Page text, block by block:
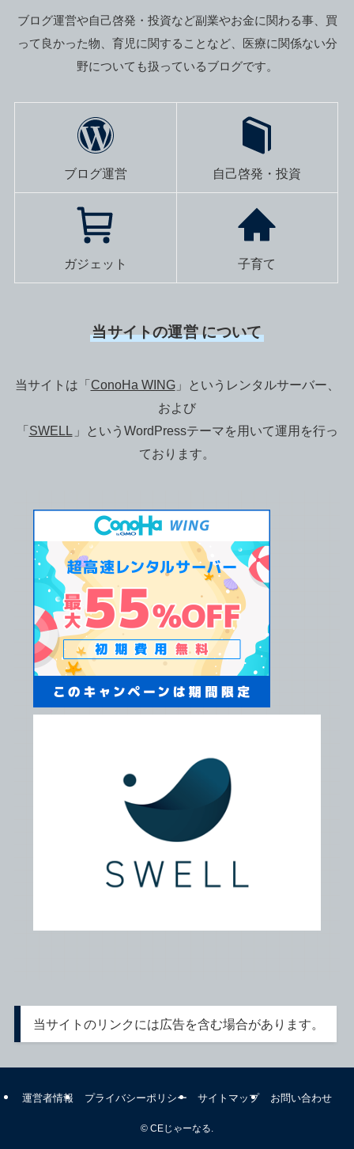
ブログ運営や自己啓発・投資など副業やお金に関わる事、買
って良かった物、育児に関することなど、医療に関係ない分
野についても扱っているブログです。
ブログ運営 自己啓発・投資
ガジェット 子育て
当サイトの運営について
当サイトは「ConoHa WING」というレンタルサーバー、
および
「SWELL 」というWordPressテーマを用いて運用を行っ
ております。
当サイトのリンクには広告を含む場合があります。
運営者情報 プライバシーポリシー サイトマップ お問い合わせ
© CEじゃーなる.